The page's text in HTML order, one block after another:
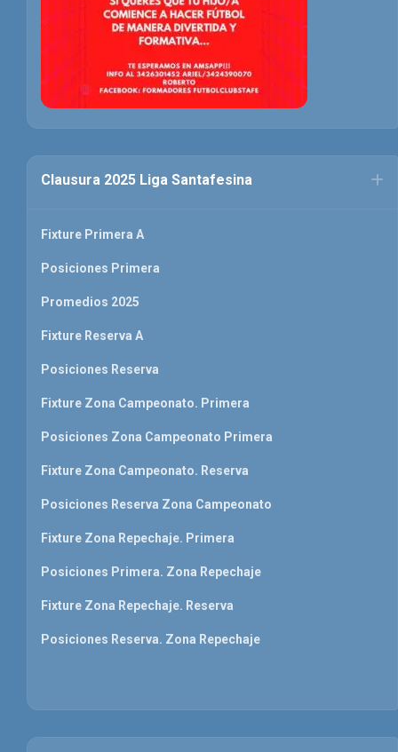
Clausura 2025 Liga Santafesina
Fixture Primera A
Posiciones Primera
Promedios 2025
Fixture Reserva A
Posiciones Reserva
Fixture Zona Campeonato. Primera
Posiciones Zona Campeonato Primera
Fixture Zona Campeonato. Reserva
Posiciones Reserva Zona Campeonato
Fixture Zona Repechaje. Primera
Posiciones Primera. Zona Repechaje
Fixture Zona Repechaje. Reserva
Posiciones Reserva. Zona Repechaje